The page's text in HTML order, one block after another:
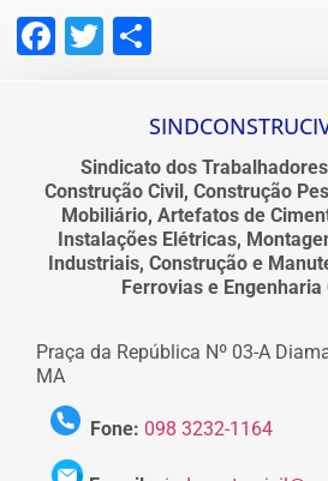
Facebook
Twitter
Sindicato dos
Construção Civil, Construção
Mobiliário, Artefatos de
Instalações Elétricas,
Industriais, Construção e
Ferrovias e Engenharia
Praça da República Nº 03-A
MA
Fone: 098 3232-1164